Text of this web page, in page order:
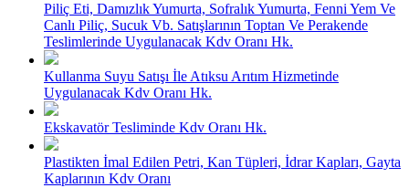
Piliç Eti, Damızlık Yumurta, Sofralık Yumurta, Fenni Yem Ve
Canlı Piliç, Sucuk Vb. Satışlarının Toptan Ve Perakende
Teslimlerinde Uygulanacak Kdv Oranı Hk.
Kullanma Suyu Satışı İle Atıksu Arıtım Hizmetinde
Uygulanacak Kdv Oranı Hk.
Ekskavatör Tesliminde Kdv Oranı Hk.
Plastikten İmal Edilen Petri, Kan Tüpleri, İdrar Kapları, Gayta
Kaplarının Kdv Oranı